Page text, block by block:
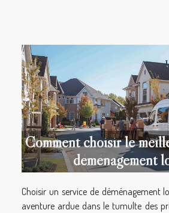
Comment choisir le
déménagement
Choisir un service de déménagement
aventure ardue dans le tumulte des